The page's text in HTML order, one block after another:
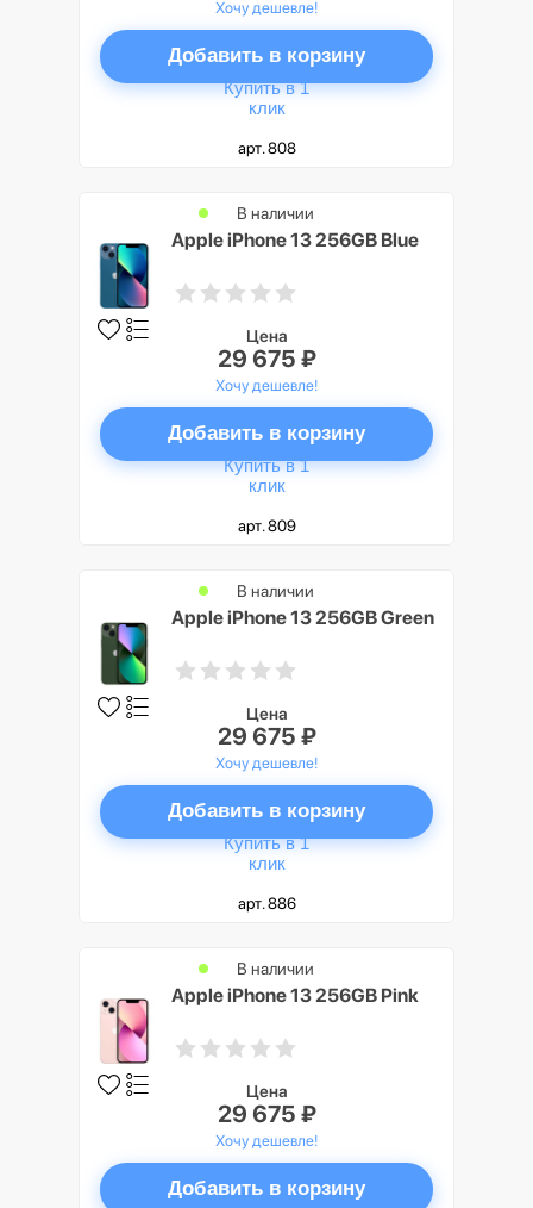
Хочу дешевле!
Добавить в корзину
Купить в 1
клик
арт. 808
Apple iPhone 13 256GB Blue
В наличии
Цена
29 675 ₽
Хочу дешевле!
Добавить в корзину
Купить в 1
клик
арт. 809
Apple iPhone 13 256GB Green
В наличии
Цена
29 675 ₽
Хочу дешевле!
Добавить в корзину
Купить в 1
клик
арт. 886
Apple iPhone 13 256GB Pink
В наличии
Цена
29 675 ₽
Хочу дешевле!
Добавить в корзину